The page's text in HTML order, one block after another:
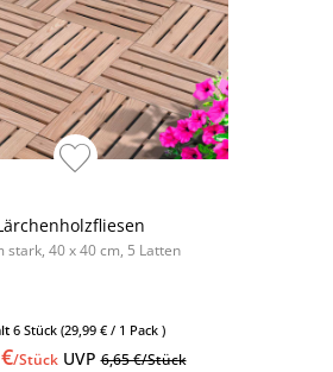
stark, 40 x 40 cm, 5 Latten
6 Stück (29,99 € / 1 Pack )
/StückUVP6,65 €/Stück